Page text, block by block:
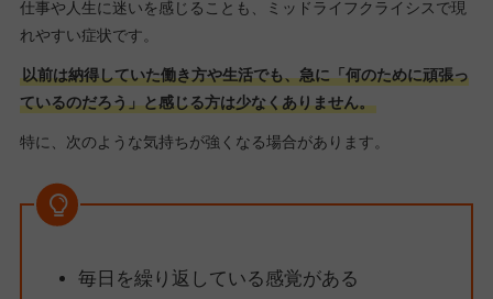
仕事や人生に迷いを感じることも、ミッドライフクライシスで現
れやすい症状です。
以前は納得していた働き方や生活でも、急に「何のために頑張っ
ているのだろう」と感じる方は少なくありません。
特に、次のような気持ちが強くなる場合があります。
毎日を繰り返している感覚がある